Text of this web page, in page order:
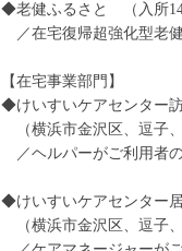
◆老健ふるさと （入所
／在宅復帰超強化型老健
【在宅事業部門】
◆けいすいケアセンター
（横浜市金沢区、逗子、
／ヘルパーがご利用者
◆けいすいケアセンター
（横浜市金沢区、逗子